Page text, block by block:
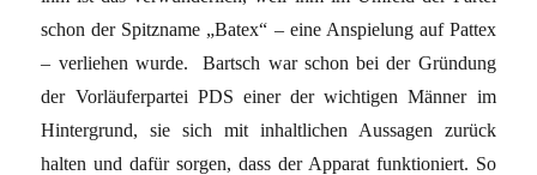
schon der Spitzname „Batex“ – eine Anspielung auf Pattex
– verliehen wurde. Bartsch war schon bei der Gründung
der Vorläuferpartei PDS einer der wichtigen Männer im
Hintergrund, sie sich mit inhaltlichen Aussagen zurück
halten und dafür sorgen, dass der Apparat funktioniert. So